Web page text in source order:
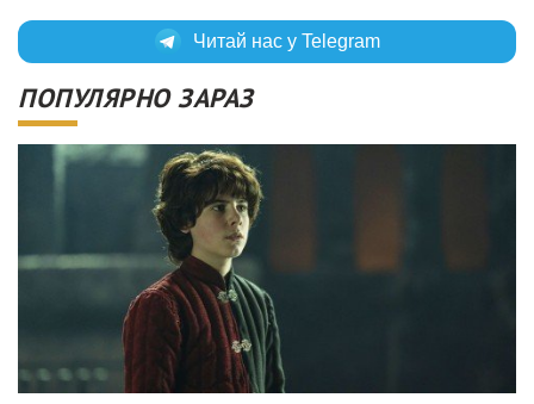
Читай нас у Telegram
ПОПУЛЯРНО ЗАРАЗ